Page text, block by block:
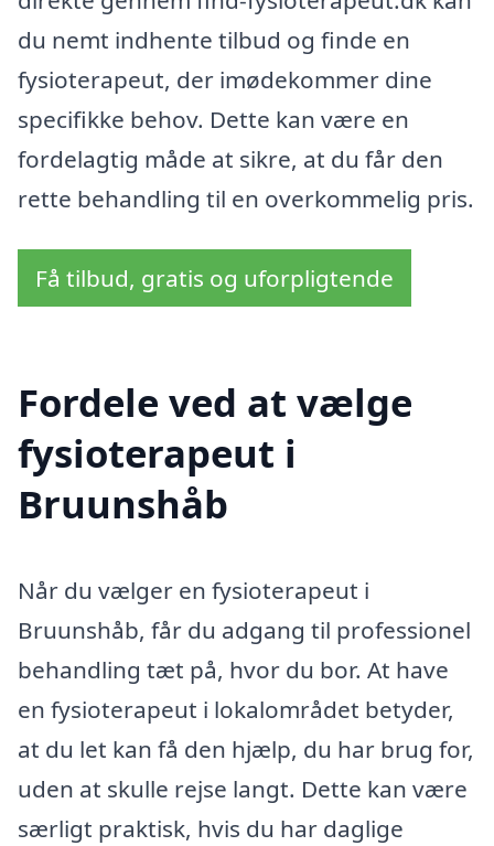
du nemt indhente tilbud og finde en
fysioterapeut, der imødekommer dine
specifikke behov. Dette kan være en
fordelagtig måde at sikre, at du får den
rette behandling til en overkommelig pris.
Få tilbud, gratis og uforpligtende
Fordele ved at vælge
fysioterapeut i
Bruunshåb
Når du vælger en fysioterapeut i
Bruunshåb, får du adgang til professionel
behandling tæt på, hvor du bor. At have
en fysioterapeut i lokalområdet betyder,
at du let kan få den hjælp, du har brug for,
uden at skulle rejse langt. Dette kan være
særligt praktisk, hvis du har daglige